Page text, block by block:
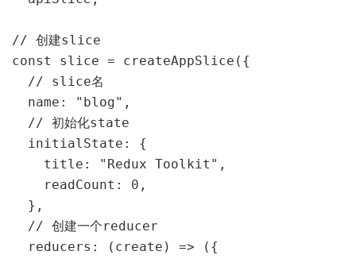
// 创建slice
const slice = createAppSlice({
  // slice名
  name: "blog",
  // 初始化state
  initialState: {
    title: "Redux Toolkit",
    readCount: 0,
  },
  // 创建一个reducer
  reducers: (create) => ({